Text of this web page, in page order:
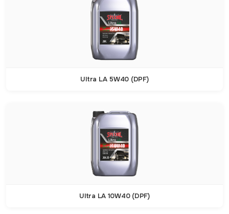
Ultra LA 5W40 (DPF)
Ultra LA 10W40 (DPF)